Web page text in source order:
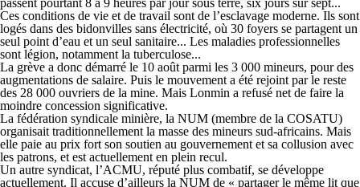
passent pourtant 8 à 9 heures par jour sous terre, six jours sur sept...
Ces conditions de vie et de travail sont de l’esclavage moderne. Ils sont
logés dans des bidonvilles sans électricité, où 30 foyers se partagent un
seul point d’eau et un seul sanitaire... Les maladies professionnelles
sont légion, notamment la tuberculose...
La grève a donc démarré le 10 août parmi les 3 000 mineurs, pour des
augmentations de salaire. Puis le mouvement a été rejoint par le reste
des 28 000 ouvriers de la mine. Mais Lonmin a refusé net de faire la
moindre concession significative.
La fédération syndicale minière, la NUM (membre de la COSATU)
organisait traditionnellement la masse des mineurs sud-africains. Mais
elle paie au prix fort son soutien au gouvernement et sa collusion avec
les patrons, et est actuellement en plein recul.
Un autre syndicat, l’ACMU, réputé plus combatif, se développe
actuellement. Il accuse d’ailleurs la NUM de « partager le même lit que